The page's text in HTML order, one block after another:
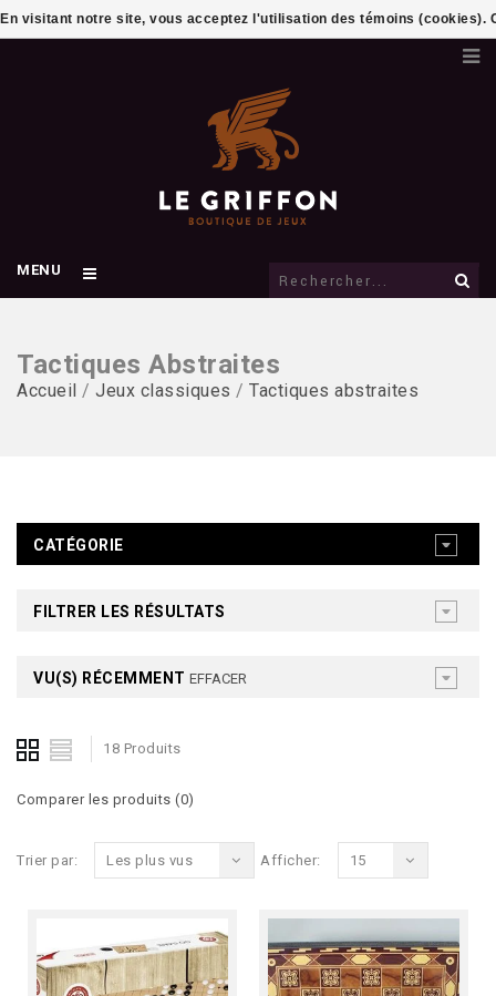
MENU
Tactiques Abstraites
Accueil / Jeux classiques / Tactiques abstraites
CATÉGORIE
FILTRER LES RÉSULTATS
VU(S) RÉCEMMENT EFFACER
18 Produits
Comparer les produits (0)
Trier par: Les plus vus Afficher: 15
En visitant notre site, vous acceptez l'utilisation des témoins